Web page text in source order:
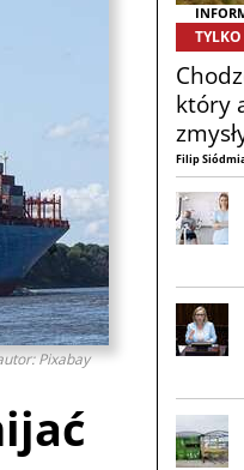
Pixabay
który
Filip